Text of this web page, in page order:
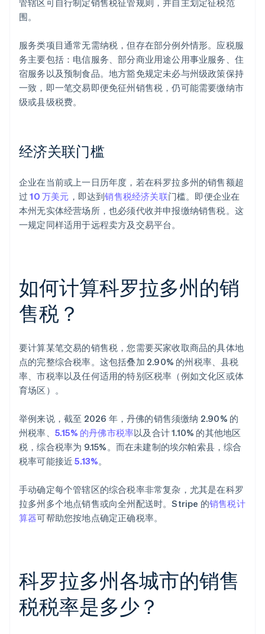
管辖区可自行制定销售税征管规则，并自主划定征税范
围。
服务类项目通常无需纳税，但存在部分例外情形。应税服
务主要包括：电信服务、部分商业用途公用事业服务、住
宿服务以及预制食品。地方豁免规定未必与州级政策保持
一致，即一笔交易即便免征州销售税，仍可能需要缴纳市
级或县级税费。
经济关联门槛
企业在当前或上一日历年度，若在科罗拉多州的销售额超
过10 万美元 ，即达到销售税经济关联门槛。即便企业在
本州无实体经营场所，也必须代收并申报缴纳销售税。这
一规定同样适用于远程卖方及交易平台。
如何计算科罗拉多州的销
售税？
要计算某笔交易的销售税，您需要买家收取商品的具体地
点的完整综合税率。这包括叠加 2.90% 的州税率、县税
率、市税率以及任何适用的特别区税率（例如文化区或体
育场区）。
举例来说，截至 2026 年，丹佛的销售须缴纳 2.90% 的
州税率、 5.15% 的丹佛市税率以及合计 1.10% 的其他地区
税，综合税率为 9.15%。而在未建制的埃尔帕索县，综合
税率可能接近5.13%。
手动确定每个管辖区的综合税率非常复杂，尤其是在科罗
拉多州多个地点销售或向全州配送时。Stripe 的销售税计
算器可帮助您按地点确定正确税率。
科罗拉多州各城市的销售
税税率是多少？